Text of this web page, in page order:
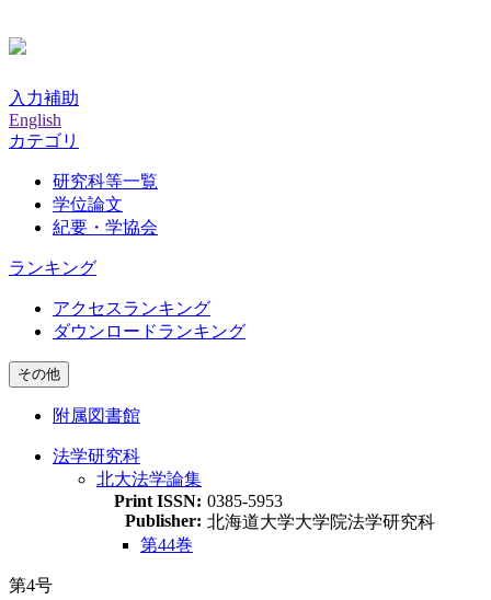
入力補助
English
カテゴリ
研究科等一覧
学位論文
紀要・学協会
ランキング
アクセスランキング
ダウンロードランキング
その他
附属図書館
法学研究科
北大法学論集
Print ISSN: 0385-5953
Publisher: 北海道大学大学院法学研究科
第44巻
第4号